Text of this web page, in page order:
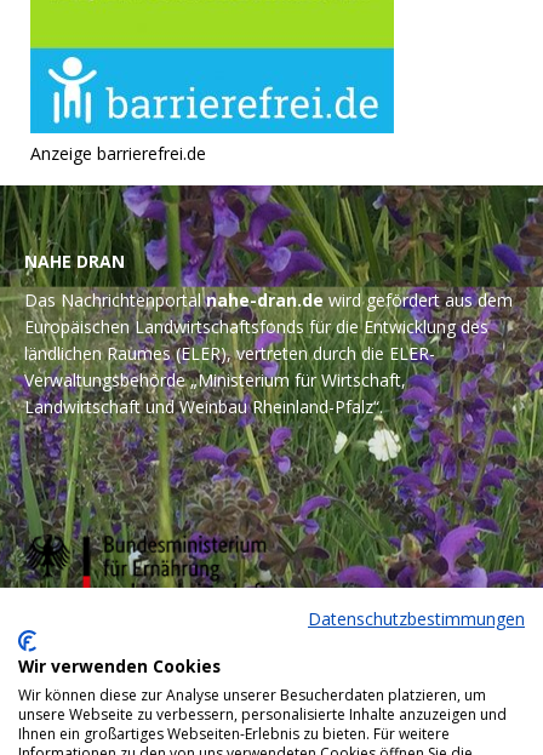
Anzeige barrierefrei.de
NAHE DRAN
Das Nachrichtenportalnahe-dran.de wird gefördert aus dem
Europäischen Landwirtschaftsfonds für die Entwicklung des
ländlichen Raumes (ELER), vertreten durch die ELER-
Verwaltungsbehörde „Ministerium für Wirtschaft,
Landwirtschaft und Weinbau Rheinland-Pfalz“.
Datenschutzbestimmungen
Wir verwenden Cookies
Wir können diese zur Analyse unserer Besucherdaten platzieren, um
unsere Webseite zu verbessern, personalisierte Inhalte anzuzeigen und
Ihnen ein großartiges Webseiten-Erlebnis zu bieten. Für weitere